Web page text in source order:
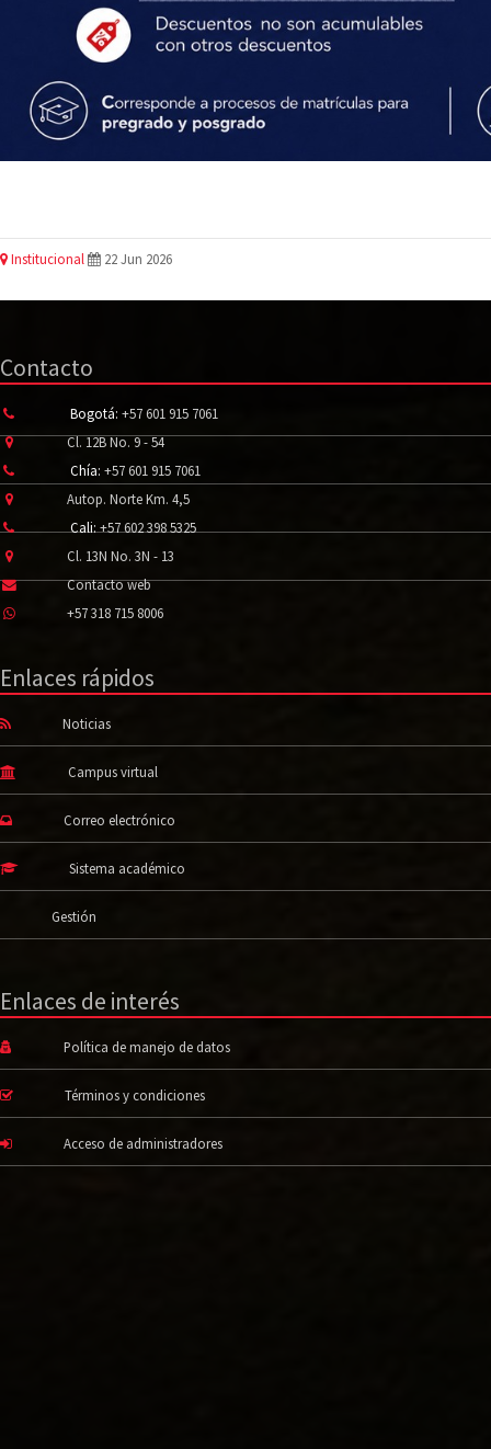
Institucional 22 Jun 2026
Contacto
Bogotá: +57 601 915 7061
Cl. 12B No. 9 - 54
Chía: +57 601 915 7061
Autop. Norte Km. 4,5
Cali: +57 602 398 5325
Cl. 13N No. 3N - 13
Contacto web
+57 318 715 8006
Enlaces rápidos
Noticias
Campus virtual
Correo electrónico
Sistema académico
Gestión
Enlaces de interés
Política de manejo de datos
Términos y condiciones
Acceso de administradores